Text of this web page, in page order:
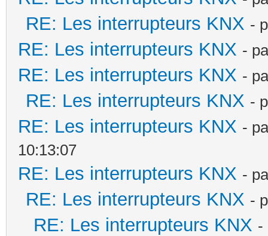
RE: Les interrupteurs KNX -
RE: Les interrupteurs KNX -
RE: Les interrupteurs KNX -
RE: Les interrupteurs KNX -
RE: Les interrupteurs KNX -
10:13:07
RE: Les interrupteurs KNX -
RE: Les interrupteurs KNX -
RE: Les interrupteurs KNX -